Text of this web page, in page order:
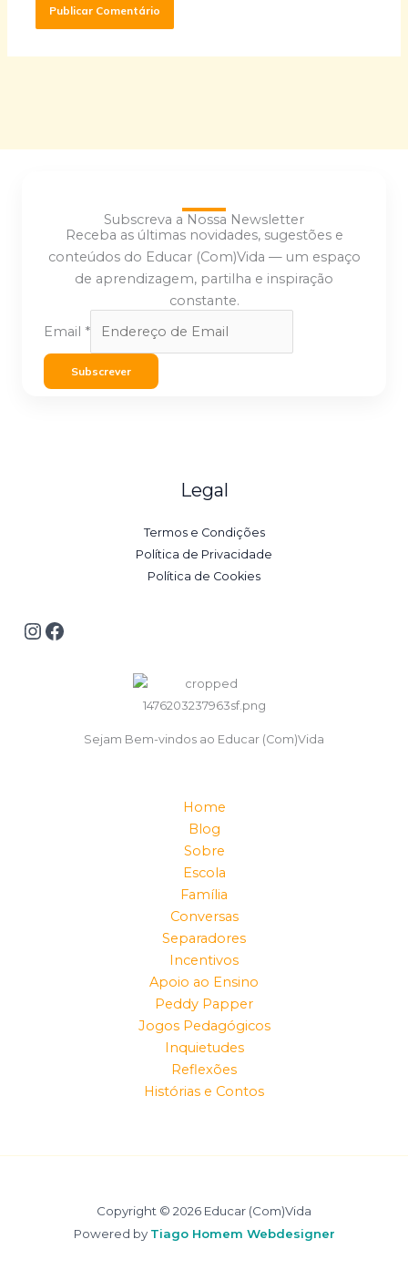
Subscreva a Nossa Newsletter
Receba as últimas novidades, sugestões e
conteúdos do Educar (Com)Vida — um espaço
de aprendizagem, partilha e inspiração
constante.
Email *
Subscrever
Legal
Termos e Condições
Política de Privacidade
Política de Cookies
Sejam Bem-vindos ao Educar (Com)Vida
Home
Blog
Sobre
Escola
Família
Conversas
Separadores
Incentivos
Apoio ao Ensino
Peddy Papper
Jogos Pedagógicos
Inquietudes
Reflexões
Histórias e Contos
Copyright © 2026 Educar (Com)Vida
Powered by Tiago Homem Webdesigner